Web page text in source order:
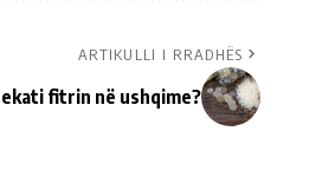
ARTIKULLI I RRADHËS
fitrin në ushqime?